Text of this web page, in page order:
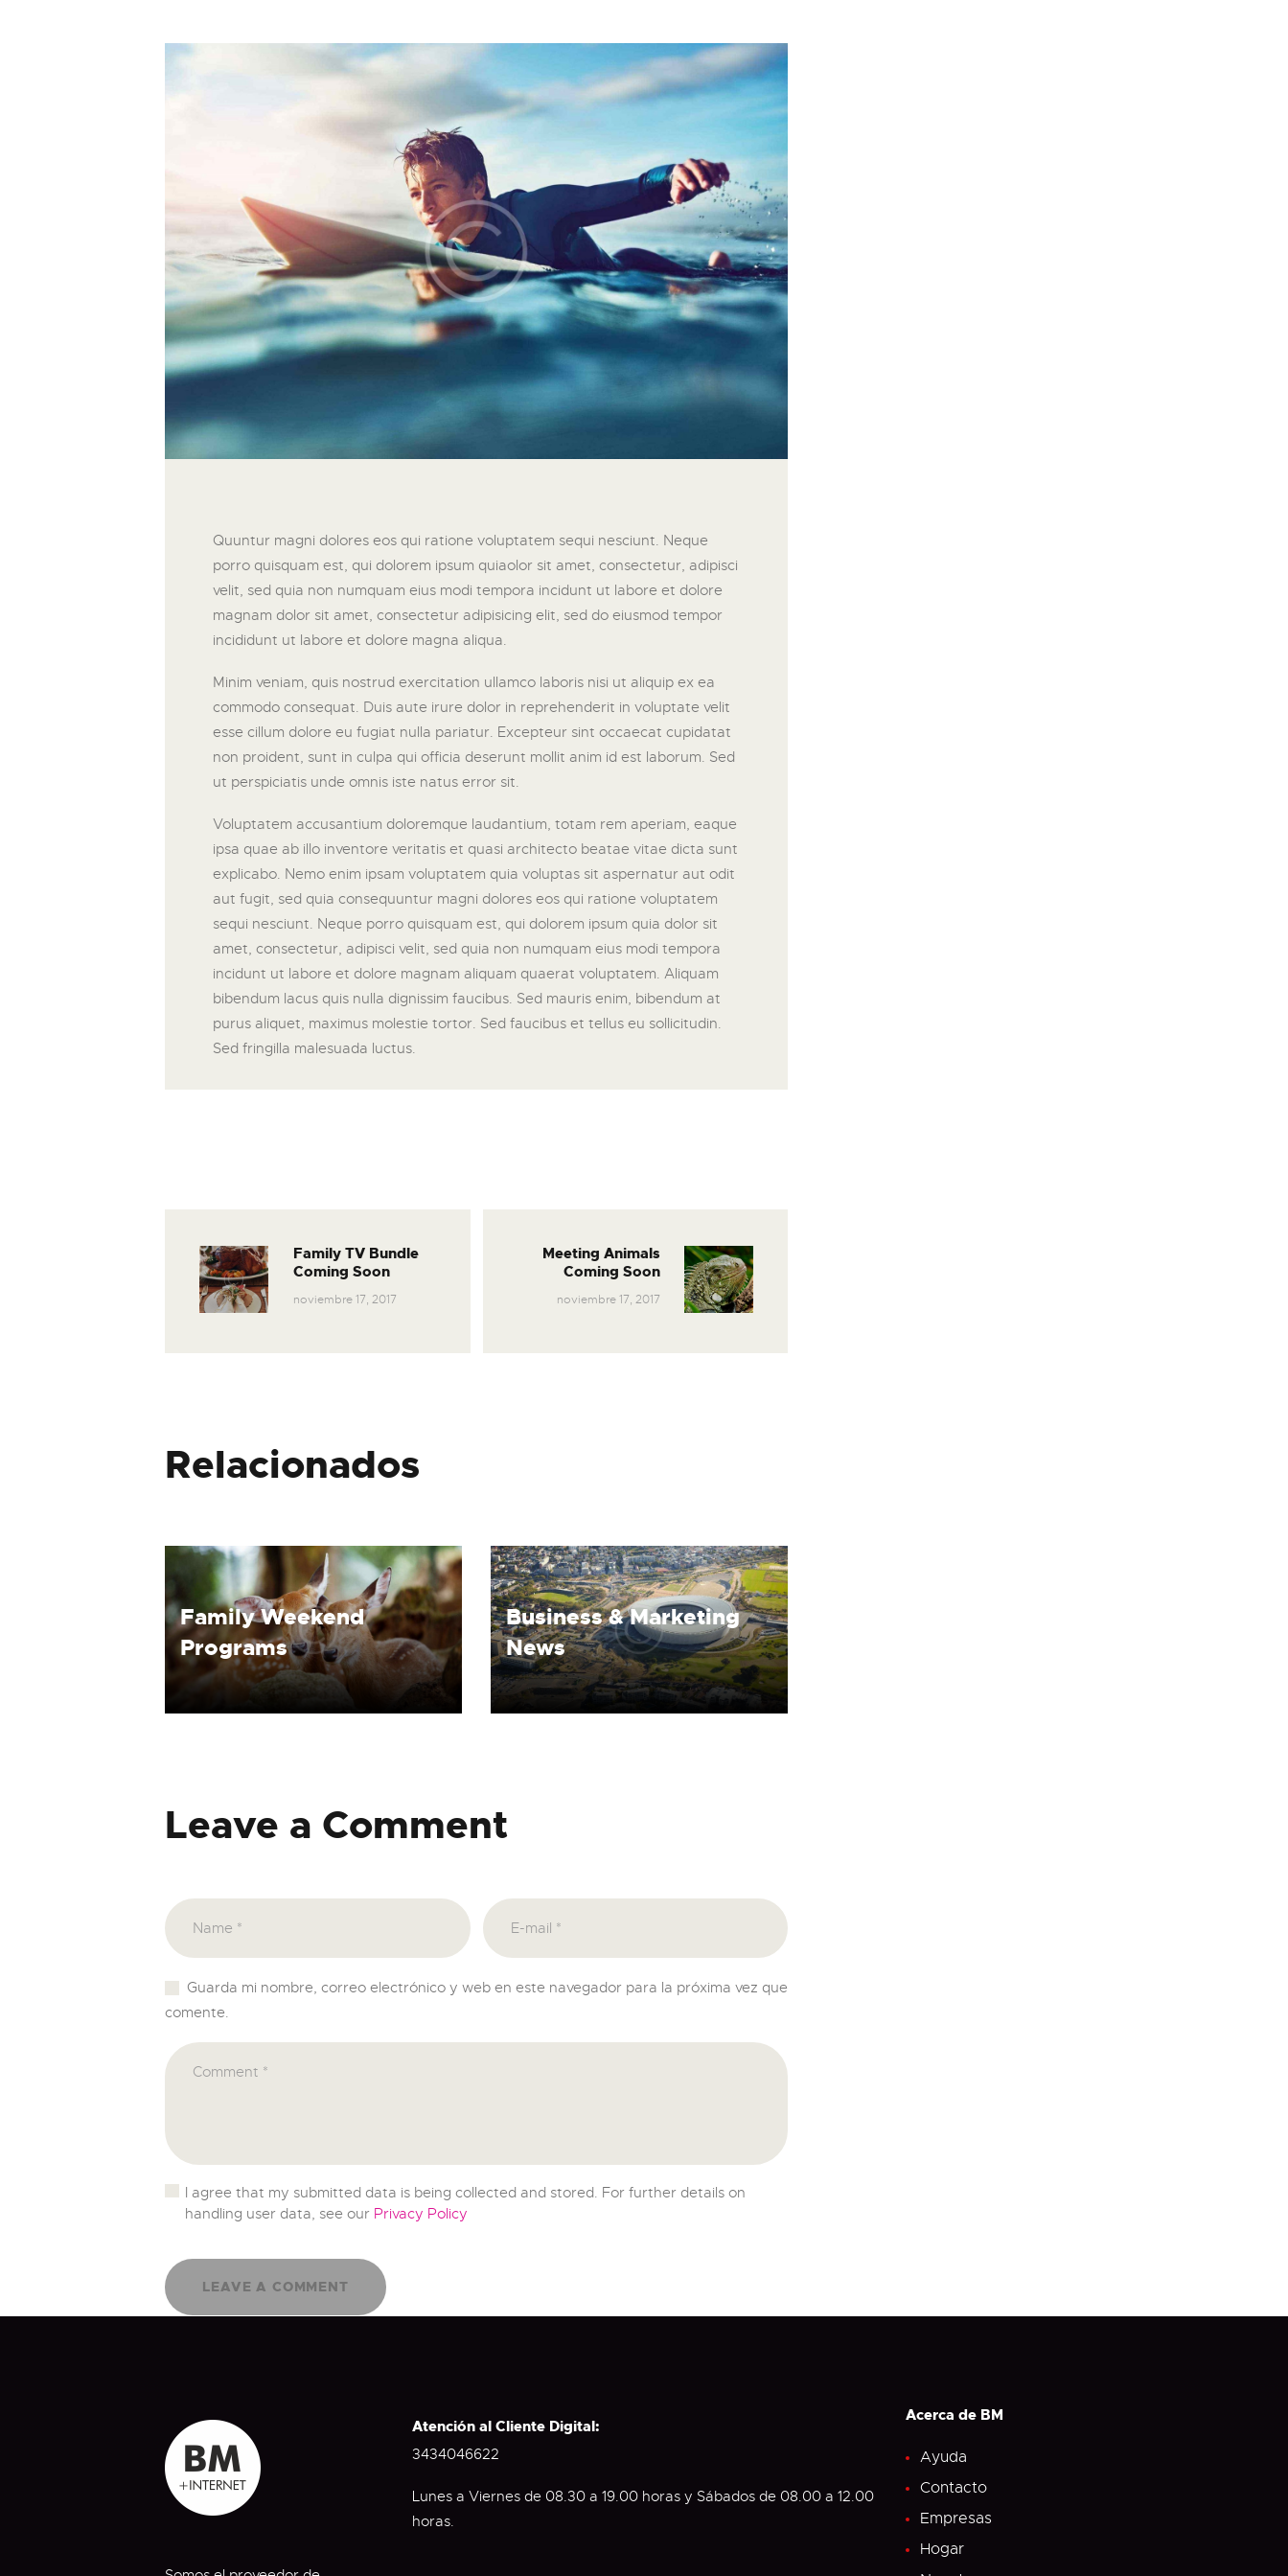
Quuntur magni dolores eos qui ratione voluptatem sequi nesciunt. Neque
porro quisquam est, qui dolorem ipsum quiaolor sit amet, consectetur, adipisci
velit, sed quia non numquam eius modi tempora incidunt ut labore et dolore
magnam dolor sit amet, consectetur adipisicing elit, sed do eiusmod tempor
incididunt ut labore et dolore magna aliqua.
Minim veniam, quis nostrud exercitation ullamco laboris nisi ut aliquip ex ea
commodo consequat. Duis aute irure dolor in reprehenderit in voluptate velit
esse cillum dolore eu fugiat nulla pariatur. Excepteur sint occaecat cupidatat
non proident, sunt in culpa qui officia deserunt mollit anim id est laborum. Sed
ut perspiciatis unde omnis iste natus error sit.
Voluptatem accusantium doloremque laudantium, totam rem aperiam, eaque
ipsa quae ab illo inventore veritatis et quasi architecto beatae vitae dicta sunt
explicabo. Nemo enim ipsam voluptatem quia voluptas sit aspernatur aut odit
aut fugit, sed quia consequuntur magni dolores eos qui ratione voluptatem
sequi nesciunt. Neque porro quisquam est, qui dolorem ipsum quia dolor sit
amet, consectetur, adipisci velit, sed quia non numquam eius modi tempora
incidunt ut labore et dolore magnam aliquam quaerat voluptatem. Aliquam
bibendum lacus quis nulla dignissim faucibus. Sed mauris enim, bibendum at
purus aliquet, maximus molestie tortor. Sed faucibus et tellus eu sollicitudin.
Sed fringilla malesuada luctus.
de
entradas
Previous
Family TV Bundle
Coming Soon
noviembre 17, 2017
Next
post:
Meeting Animals
Coming Soon
noviembre 17, 2017
Relacionados
Family Weekend
Programs
Business & Marketing
News
Leave a Comment
Guarda mi nombre, correo electrónico y web en este navegador para la próxima vez que
comente.
I agree that my submitted data is being collected and stored. For further details on
handling user data, see our Privacy Policy
Atención al Cliente Digital:
3434046622
Lunes a Viernes de 08.30 a 19.00 horas y Sábados de 08.00 a 12.00
horas.
Acerca de BM
Ayuda
Contacto
Empresas
Hogar